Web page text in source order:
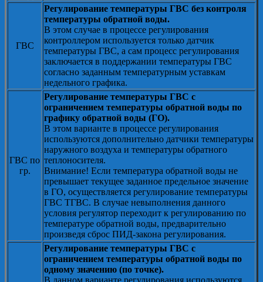
ГВС
Регулирование температуры ГВС без контроля
температуры обратной воды.
В этом случае в процессе регулирования
контроллером используется только датчик
температуры ГВС, а сам процесс регулирования
заключается в поддержании температуры ГВС
согласно заданным температурным уставкам
недельного графика.
ГВС по
гр.
Регулирование температуры ГВС с
ограничением температуры обратной воды по
графику обратной воды (ГО).
В этом варианте в процессе регулирования
используются дополнительно датчики температуры
наружного воздуха и температуры обратного
теплоносителя.
Внимание! Если температура обратной воды не
превышает текущее заданное предельное значение
в ГО, осуществляется регулирование температуры
ГВС ТГВС. В случае невыполнения данного
условия регулятор переходит к регулированию по
температуре обратной воды, предварительно
произведя сброс ПИД-закона регулирования.
Регулирование температуры ГВС с
ограничением температуры обратной воды по
одному значению (по точке).
В данном варианте регулирования используются